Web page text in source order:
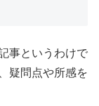
事というわけで
疑問点や所感を